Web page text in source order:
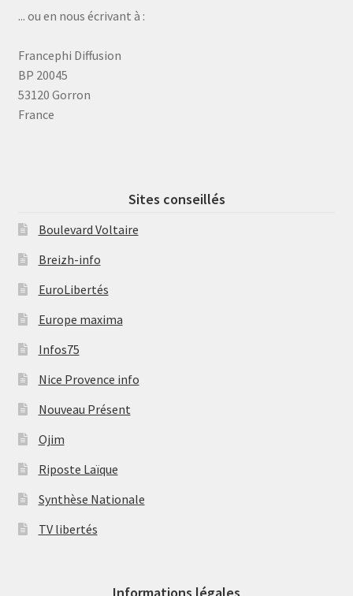
... ou en nous écrivant à :
Francephi Diffusion
BP 20045
53120 Gorron
France
Sites conseillés
Boulevard Voltaire
Breizh-info
EuroLibertés
Europe maxima
Infos75
Nice Provence info
Nouveau Présent
Ojim
Riposte Laïque
Synthèse Nationale
TV libertés